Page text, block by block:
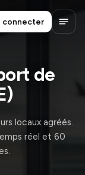
connecter
de
locaux agréés.
réel et 60